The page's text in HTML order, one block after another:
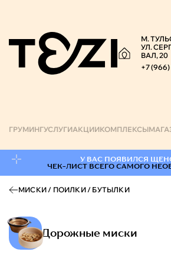
М.
УЛ.
ВАЛ, 20
+7 (966)
ГРУМИНГУСЛУГИАКЦИИКОМПЛЕКСЫ
КатегорияУ ВАС ПОЯВИЛСЯ
ЧЕК-ЛИСТ ВСЕГО САМОГО
МИСКИ / ПОИЛКИ / БУТЫЛКИ
Дорожные миски